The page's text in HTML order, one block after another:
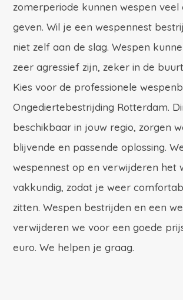
zomerperiode kunnen wespen veel
geven. Wil je een wespennest
niet zelf aan de slag. Wespen
zeer agressief zijn, zeker in de
Kies voor de professionele
Ongediertebestrijding Rotterdam.
beschikbaar in jouw regio, zorgen
blijvende en passende oplossing.
wespennest op en verwijderen het
vakkundig, zodat je weer
zitten. Wespen bestrijden en een
verwijderen we voor een goede
euro. We helpen je graag.